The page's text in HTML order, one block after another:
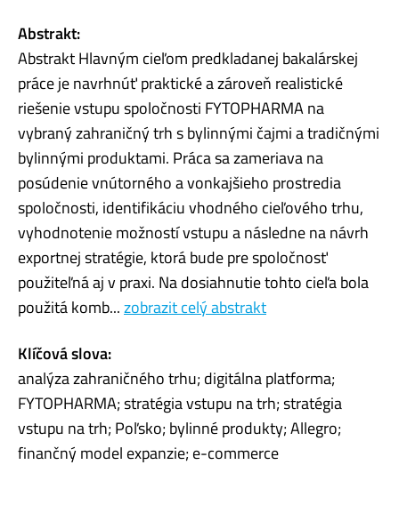
Abstrakt:
Abstrakt Hlavným cieľom predkladanej bakalárskej
práce je navrhnúť praktické a zároveň realistické
riešenie vstupu spoločnosti FYTOPHARMA na
vybraný zahraničný trh s bylinnými čajmi a tradičnými
bylinnými produktami. Práca sa zameriava na
posúdenie vnútorného a vonkajšieho prostredia
spoločnosti, identifikáciu vhodného cieľového trhu,
vyhodnotenie možností vstupu a následne na návrh
exportnej stratégie, ktorá bude pre spoločnosť
použiteľná aj v praxi. Na dosiahnutie tohto cieľa bola
použitá komb...zobrazit celý abstrakt
Klíčová slova:
analýza zahraničného trhu; digitálna platforma;
FYTOPHARMA; stratégia vstupu na trh; stratégia
vstupu na trh; Poľsko; bylinné produkty; Allegro;
finančný model expanzie; e-commerce